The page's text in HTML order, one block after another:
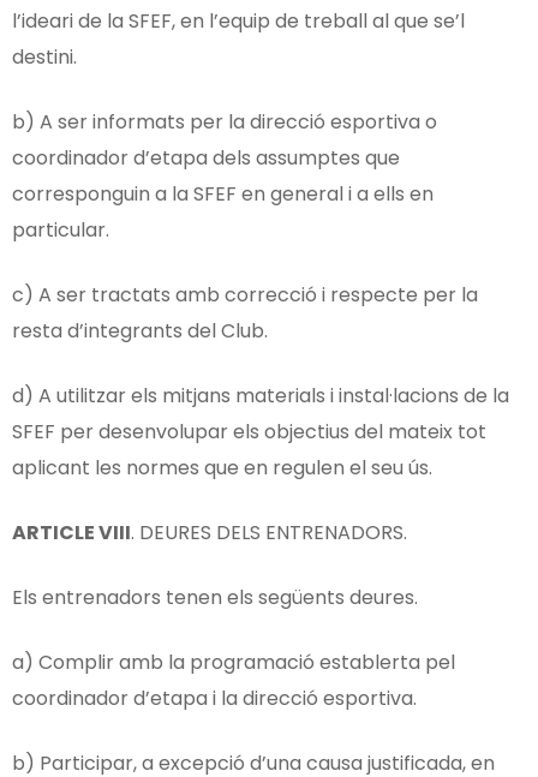
l’ideari de la SFEF, en l’equip de treball al que se’l
destini.
b) A ser informats per la direcció esportiva o
coordinador d’etapa dels assumptes que
corresponguin a la SFEF en general i a ells en
particular.
c) A ser tractats amb correcció i respecte per la
resta d’integrants del Club.
d) A utilitzar els mitjans materials i instal·lacions de la
SFEF per desenvolupar els objectius del mateix tot
aplicant les normes que en regulen el seu ús.
ARTICLEVIII. DEURES DELS ENTRENADORS.
Els entrenadors tenen els següents deures.
a) Complir amb la programació establerta pel
coordinador d’etapa i la direcció esportiva.
b) Participar, a excepció d’una causa justificada, en